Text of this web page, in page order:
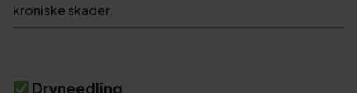
kroniske skader.
Dryneedling